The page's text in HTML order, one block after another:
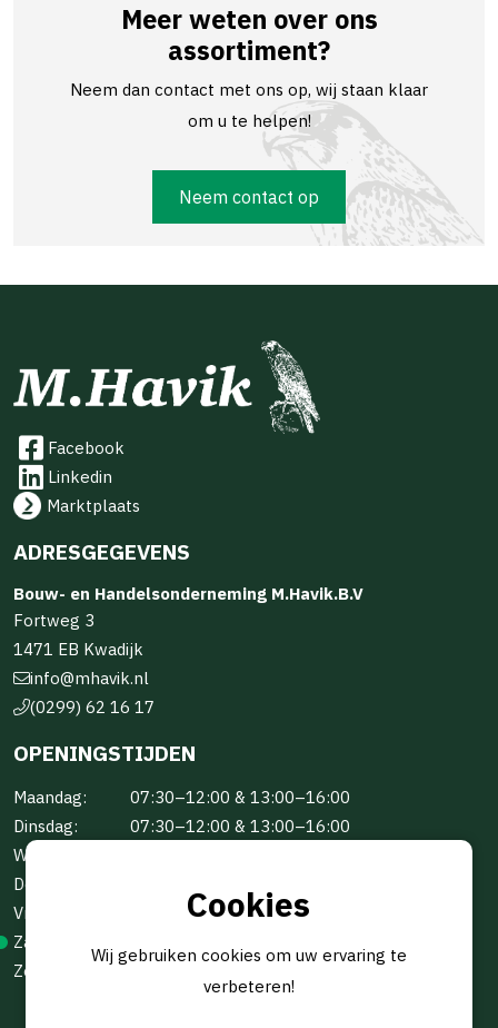
Meer weten over ons
assortiment?
Neem dan contact met ons op, wij staan klaar
om u te helpen!
Neem contact op
Facebook
Linkedin
Marktplaats
ADRESGEGEVENS
Bouw- en Handelsonderneming M.Havik.B.V
Fortweg 3
1471 EB Kwadijk
info@mhavik.nl
(0299) 62 16 17
OPENINGSTIJDEN
Maandag:
07:30–12:00 & 13:00–16:00
Dinsdag:
07:30–12:00 & 13:00–16:00
Woensdag:
Donderdag:
Vrijdag:
07:30–12:00 & 13:00–16:00
Zaterdag:
Zondag:
Cookies
Wij gebruiken cookies om uw ervaring te
verbeteren!